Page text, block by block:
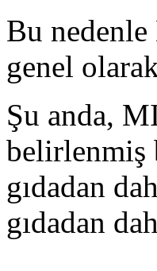
Bu
genel
Şu anda,
belirlenmiş
gıdadan
gıdadan